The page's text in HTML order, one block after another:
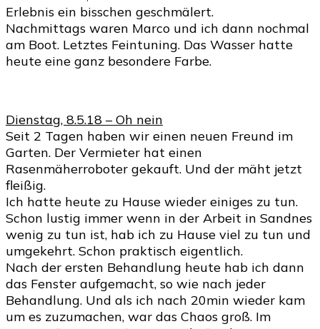
Erlebnis ein bisschen geschmälert.
Nachmittags waren Marco und ich dann nochmal
am Boot. Letztes Feintuning. Das Wasser hatte
heute eine ganz besondere Farbe.
Dienstag, 8.5.18 – Oh nein
Seit 2 Tagen haben wir einen neuen Freund im
Garten. Der Vermieter hat einen
Rasenmäherroboter gekauft. Und der mäht jetzt
fleißig.
Ich hatte heute zu Hause wieder einiges zu tun.
Schon lustig immer wenn in der Arbeit in Sandnes
wenig zu tun ist, hab ich zu Hause viel zu tun und
umgekehrt. Schon praktisch eigentlich.
Nach der ersten Behandlung heute hab ich dann
das Fenster aufgemacht, so wie nach jeder
Behandlung. Und als ich nach 20min wieder kam
um es zuzumachen, war das Chaos groß. Im